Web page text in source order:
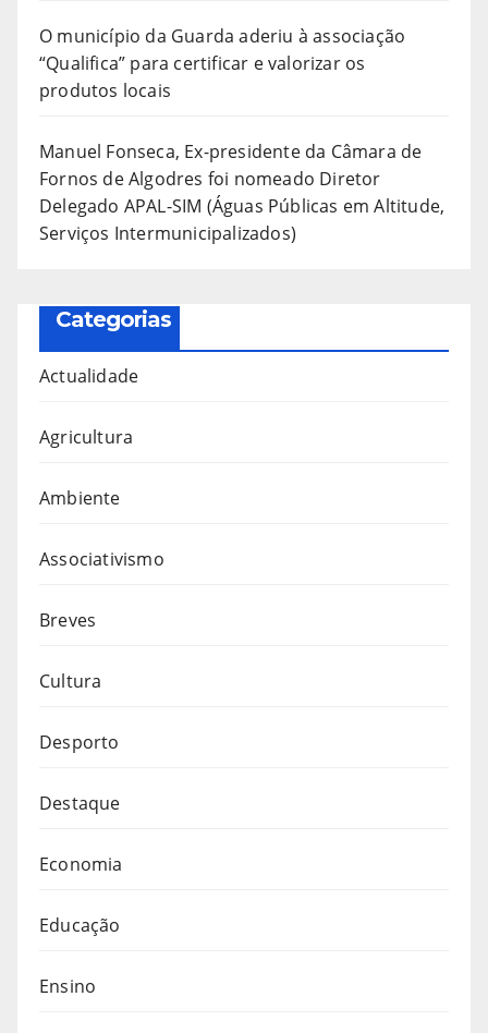
O município da Guarda aderiu à associação
“Qualifica” para certificar e valorizar os
produtos locais
Manuel Fonseca, Ex-presidente da Câmara de
Fornos de Algodres foi nomeado Diretor
Delegado APAL-SIM (Águas Públicas em Altitude,
Serviços Intermunicipalizados)
Categorias
Actualidade
Agricultura
Ambiente
Associativismo
Breves
Cultura
Desporto
Destaque
Economia
Educação
Ensino